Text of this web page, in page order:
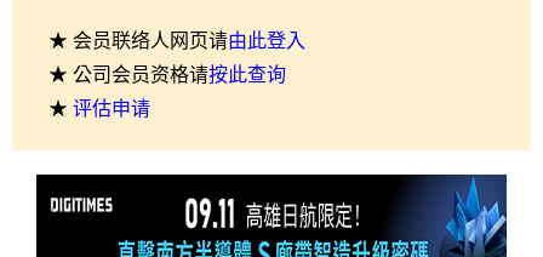
★ 会员联络人网页请由此登入
★ 公司会员资格请按此查询
★ 评估申请